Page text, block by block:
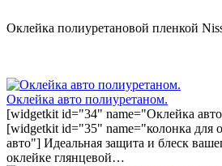
Оклейка полиуретановой пленкой
Оклейка авто полиуретаном.
[widgetkit id="34" name="Оклейка
[widgetkit id="35" name="колонка для
авто"] Идеальная защита и блеск
оклейке глянцевой…